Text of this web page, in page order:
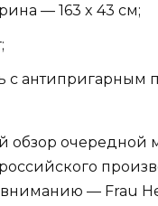
— 163 x 43 см;
с антипригарным
обзор очередной
— Frau